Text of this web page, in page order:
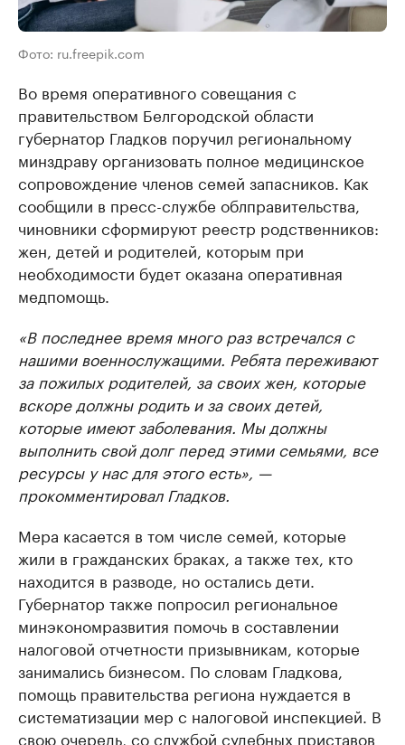
Фото: ru.freepik.com
Во время оперативного совещания с
правительством Белгородской области
губернатор Гладков поручил региональному
минздраву организовать полное медицинское
сопровождение членов семей запасников. Как
сообщили в пресс-службе облправительства,
чиновники сформируют реестр родственников:
жен, детей и родителей, которым при
необходимости будет оказана оперативная
медпомощь.
«В последнее время много раз встречался с
нашими военнослужащими. Ребята переживают
за пожилых родителей, за своих жен, которые
вскоре должны родить и за своих детей,
которые имеют заболевания. Мы должны
выполнить свой долг перед этими семьями, все
ресурсы у нас для этого есть», —
прокомментировал Гладков.
Мера касается в том числе семей, которые
жили в гражданских браках, а также тех, кто
находится в разводе, но остались дети.
Губернатор также попросил региональное
минэкономразвития помочь в составлении
налоговой отчетности призывникам, которые
занимались бизнесом. По словам Гладкова,
помощь правительства региона нуждается в
систематизации мер с налоговой инспекцией. В
свою очередь, со службой судебных приставов